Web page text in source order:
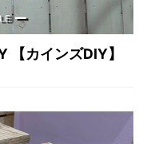
【カインズDIY】